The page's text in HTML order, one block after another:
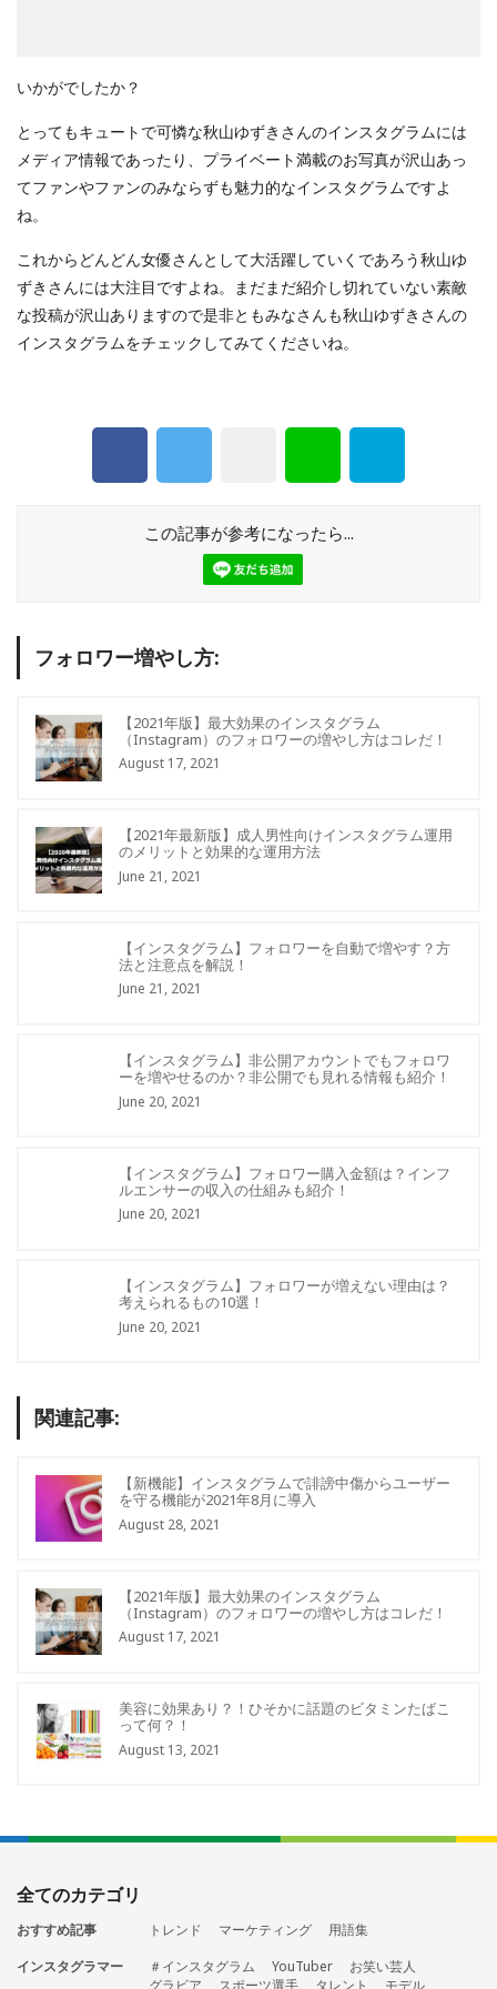
いかがでしたか？
とってもキュートで可憐な秋山ゆずきさんのインスタグラムには
メディア情報であったり、プライベート満載のお写真が沢山あっ
てファンやファンのみならずも魅力的なインスタグラムですよ
ね。
これからどんどん女優さんとして大活躍していくであろう秋山ゆ
ずきさんには大注目ですよね。まだまだ紹介し切れていない素敵
な投稿が沢山ありますので是非ともみなさんも秋山ゆずきさんの
インスタグラムをチェックしてみてくださいね。
この記事が参考になったら...
フォロワー増やし方:
【2021年版】最大効果のインスタグラム
（Instagram）のフォロワーの増やし方はコレだ！
August 17, 2021
【2021年最新版】成人男性向けインスタグラム運用
のメリットと効果的な運用方法
June 21, 2021
【インスタグラム】フォロワーを自動で増やす？方
法と注意点を解説！
June 21, 2021
【インスタグラム】非公開アカウントでもフォロワ
ーを増やせるのか？非公開でも見れる情報も紹介！
June 20, 2021
【インスタグラム】フォロワー購入金額は？インフ
ルエンサーの収入の仕組みも紹介！
June 20, 2021
【インスタグラム】フォロワーが増えない理由は？
考えられるもの10選！
June 20, 2021
関連記事:
【新機能】インスタグラムで誹謗中傷からユーザー
を守る機能が2021年8月に導入
August 28, 2021
【2021年版】最大効果のインスタグラム
（Instagram）のフォロワーの増やし方はコレだ！
August 17, 2021
美容に効果あり？！ひそかに話題のビタミンたばこ
って何？！
August 13, 2021
全てのカテゴリ
おすすめ記事 トレンド マーケティング
用語集
インスタグラマー
＃インスタグラム YouTuber
お笑い芸人